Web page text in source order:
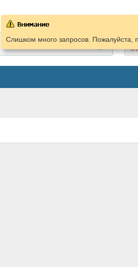
Слишком много запросов. Пожалуйста,